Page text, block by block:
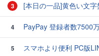
3 [本日の一品]黄色い文字盤とスマ
4 PayPay 登録者数7500
5
スマホより便利 PC版